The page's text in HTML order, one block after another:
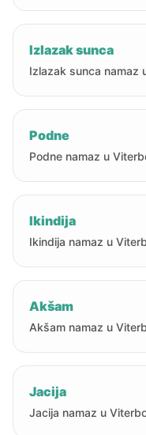
Izlazak sunca
Izlazak sunca namaz
Podne
Podne namaz u
Ikindija
Ikindija namaz u
Akšam
Akšam namaz u
Jacija
Jacija namaz u